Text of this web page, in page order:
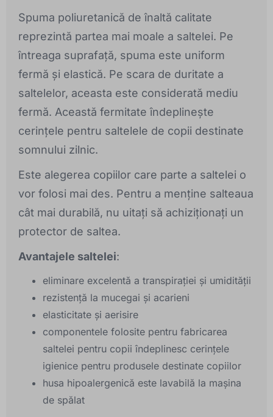
Spuma poliuretanică de înaltă calitate
reprezintă partea mai moale a saltelei. Pe
întreaga suprafață, spuma este uniform
fermă și elastică. Pe scara de duritate a
saltelelor, aceasta este considerată mediu
fermă. Această fermitate îndeplinește
cerințele pentru saltelele de copii destinate
somnului zilnic.
Este alegerea copiilor care parte a saltelei o
vor folosi mai des. Pentru a menține salteaua
cât mai durabilă, nu uitați să achiziționați un
protector de saltea.
Avantajele saltelei:
eliminare excelentă a transpirației și umidității
rezistență la mucegai și acarieni
elasticitate și aerisire
componentele folosite pentru fabricarea
saltelei pentru copii îndeplinesc cerințele
igienice pentru produsele destinate copiilor
husa hipoalergenică este lavabilă la mașina
de spălat